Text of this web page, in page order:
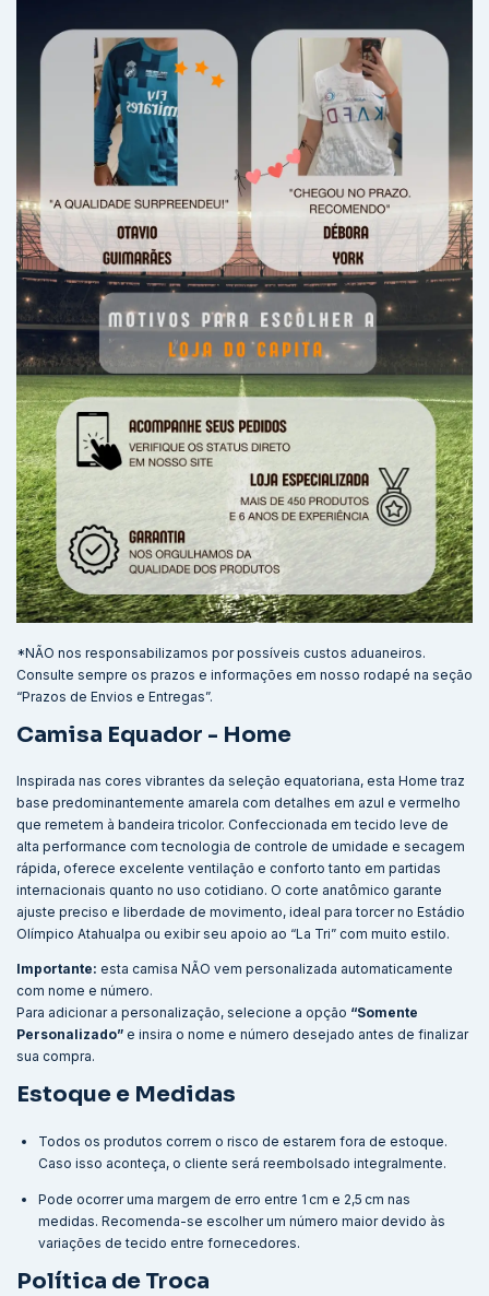
*NÃO nos responsabilizamos por possíveis custos aduaneiros.
Consulte sempre os prazos e informações em nosso rodapé na seção
“Prazos de Envios e Entregas”.
Camisa Equador - Home
Inspirada nas cores vibrantes da seleção equatoriana, esta Home traz
base predominantemente amarela com detalhes em azul e vermelho
que remetem à bandeira tricolor. Confeccionada em tecido leve de
alta performance com tecnologia de controle de umidade e secagem
rápida, oferece excelente ventilação e conforto tanto em partidas
internacionais quanto no uso cotidiano. O corte anatômico garante
ajuste preciso e liberdade de movimento, ideal para torcer no Estádio
Olímpico Atahualpa ou exibir seu apoio ao “La Tri” com muito estilo.
Importante: esta camisa NÃO vem personalizada automaticamente
com nome e número.
Para adicionar a personalização, selecione a opção “Somente
Personalizado” e insira o nome e número desejado antes de finalizar
sua compra.
Estoque e Medidas
Todos os produtos correm o risco de estarem fora de estoque.
Caso isso aconteça, o cliente será reembolsado integralmente.
Pode ocorrer uma margem de erro entre 1 cm e 2,5 cm nas
medidas. Recomenda-se escolher um número maior devido às
variações de tecido entre fornecedores.
Política de Troca